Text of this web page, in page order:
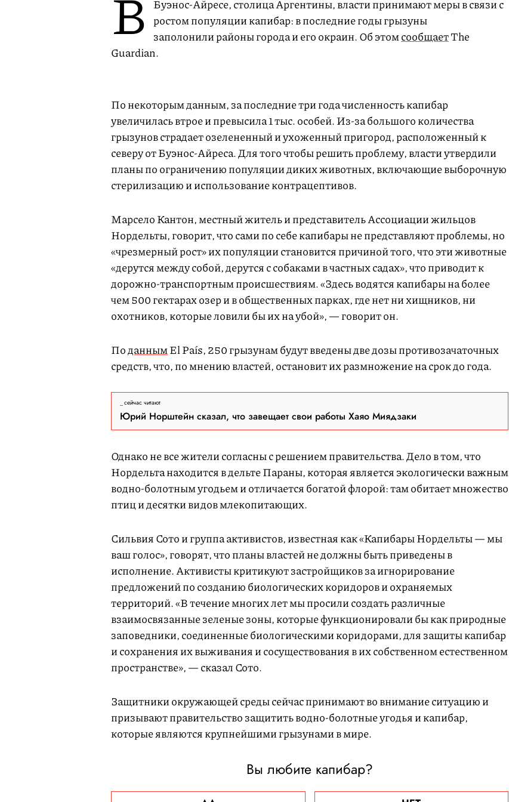
Буэнос-Айресе, столица Аргентины, власти принимают меры в связи с
ростом популяции капибар: в последние годы грызуны
заполонили районы города и его окраин. Об этомсообщаетThe
Guardian.
По некоторым данным, за последние три года численность капибар
увеличилась втрое и превысила 1 тыс. особей. Из-за большого количества
грызунов страдает озелененный и ухоженный пригород, расположенный к
северу от Буэнос-Айреса. Для того чтобы решить проблему, власти утвердили
планы по ограничению популяции диких животных, включающие выборочную
стерилизацию и использование контрацептивов.
Марсело Кантон, местный житель и представитель Ассоциации жильцов
Нордельты, говорит, что сами по себе капибары не представляют проблемы, но
«чрезмерный рост» их популяции становится причиной того, что эти животные
«дерутся между собой, дерутся с собаками в частных садах», что приводит к
дорожно-транспортным происшествиям. «Здесь водятся капибары на более
чем 500 гектарах озер и в общественных парках, где нет ни хищников, ни
охотников, которые ловили бы их на убой», — говорит он.
ПоданнымEl País, 250 грызунам будут введены две дозы противозачаточных
средств, что, по мнению властей, остановит их размножение на срок до года.
сейчас читают
Юрий Норштейн сказал, что завещает свои работы Хаяо Миядзаки
Однако не все жители согласны с решением правительства. Дело в том, что
Нордельта находится в дельте Параны, которая является экологически важным
водно-болотным угодьем и отличается богатой флорой: там обитает множество
птиц и десятки видов млекопитающих.
Сильвия Сото и группа активистов, известная как «Капибары Нордельты — мы
ваш голос», говорят, что планы властей не должны быть приведены в
исполнение. Активисты критикуют застройщиков за игнорирование
предложений по созданию биологических коридоров и охраняемых
территорий. «В течение многих лет мы просили создать различные
взаимосвязанные зеленые зоны, которые функционировали бы как природные
заповедники, соединенные биологическими коридорами, для защиты капибар
и сохранения их выживания и сосуществования в их собственном естественном
пространстве», — сказал Сото.
Защитники окружающей среды сейчас принимают во внимание ситуацию и
призывают правительство защитить водно-болотные угодья и капибар,
которые являются крупнейшими грызунами в мире.
Вы любите капибар?